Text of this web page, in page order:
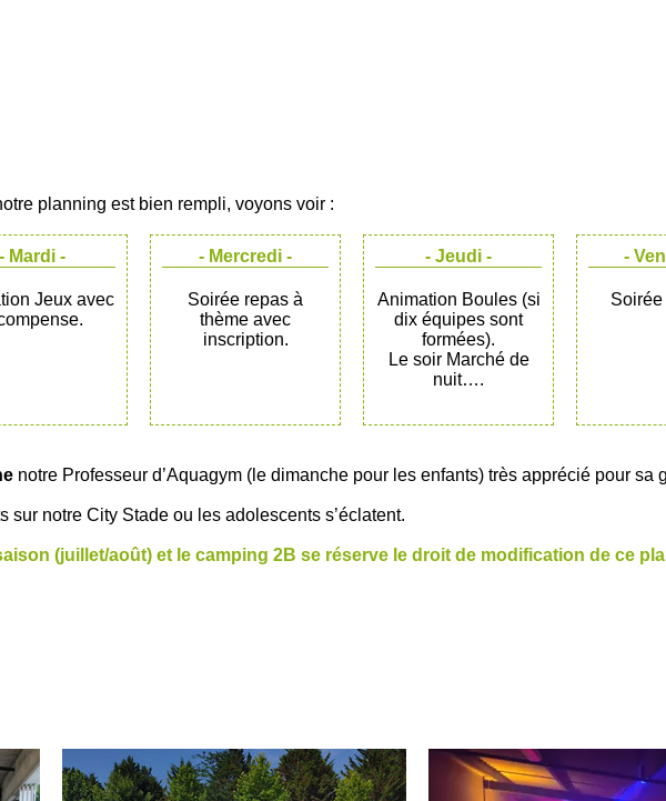
planning est bien rempli, voyons voir :
- Mardi -
Jeux avec
- Mercredi -
Soirée repas à
thème avec
inscription.
- Jeudi -
Animation Boules (si
dix équipes sont
formées).
Le soir Marché de
nuit….
-
notre Professeur d’Aquagym (le dimanche pour les enfants) très apprécié pour sa
sur notre City Stade ou les adolescents s’éclatent.
(juillet/août) et le camping 2B se réserve le droit de modification de ce